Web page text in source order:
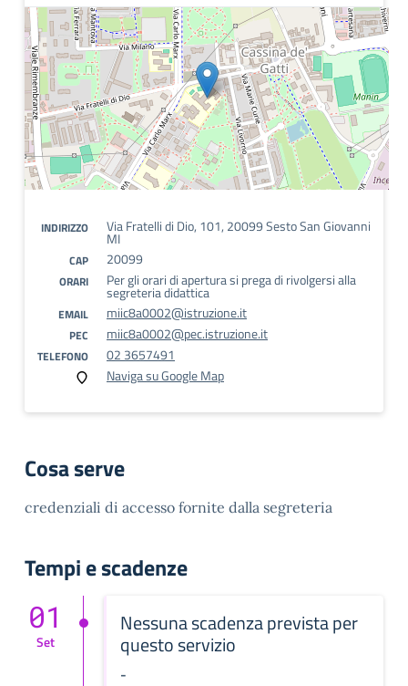
INDIRIZZO Via Fratelli di Dio, 101, 20099 Sesto San Giovanni
MI
CAP 20099
ORARI Per gli orari di apertura si prega di rivolgersi alla
segreteria didattica
EMAIL miic8a0002@istruzione.it
PEC miic8a0002@pec.istruzione.it
TELEFONO
02 3657491
Naviga su Google Map
Cosa serve
credenziali di accesso fornite dalla segreteria
Tempi e scadenze
Nessuna scadenza prevista per
questo servizio
-
01
Set